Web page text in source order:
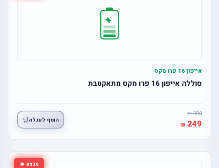
אייפון 16 פרו מקס
סוללה אייפון 16 פרו מקס מתאקטבת
300
249 הוסף לעגלה🛒
מבצע 🔥